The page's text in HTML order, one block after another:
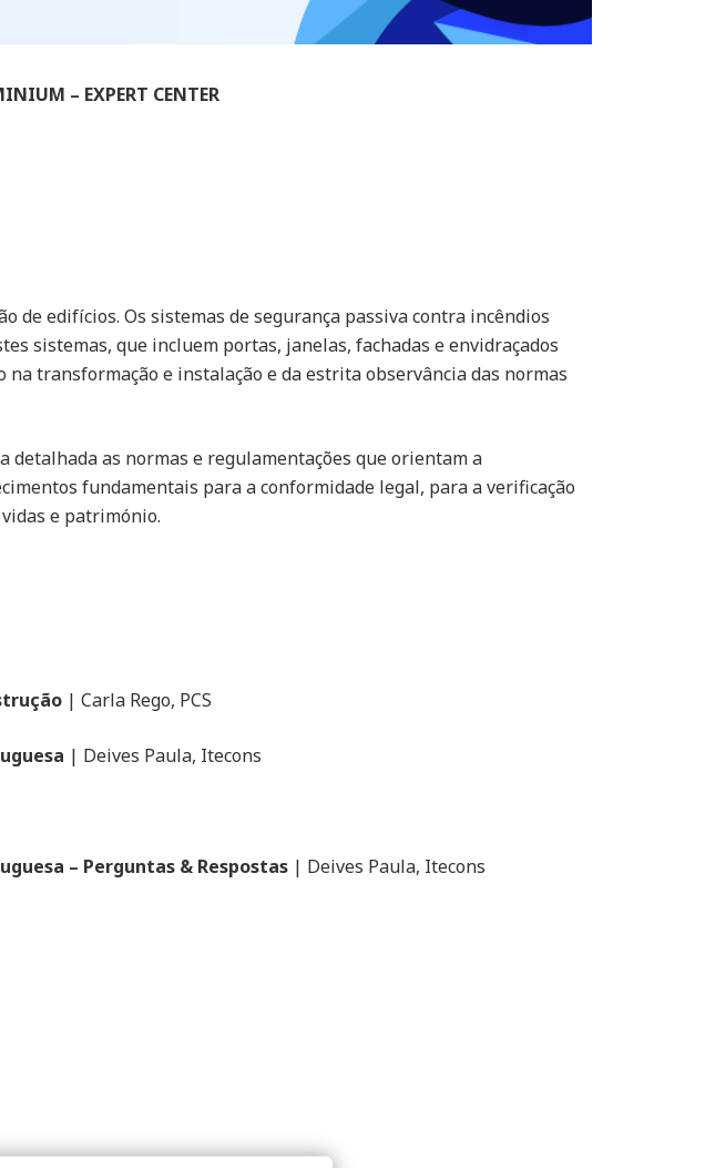
– EXPERT CENTER
de edifícios. Os sistemas de segurança passiva contra incêndios
sistemas, que incluem portas, janelas, fachadas e envidraçados
transformação e instalação e da estrita observância das normas
detalhada as normas e regulamentações que orientam a
fundamentais para a conformidade legal, para a verificação
e património.
| Carla Rego, PCS
| Deives Paula, Itecons
– Perguntas & Respostas | Deives Paula, Itecons